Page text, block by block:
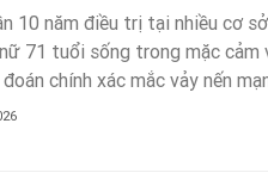
10 năm điều trị tại nhiều cơ
71 tuổi sống trong mặc
chính xác mắc vảy nến
thiện rõ rệt.